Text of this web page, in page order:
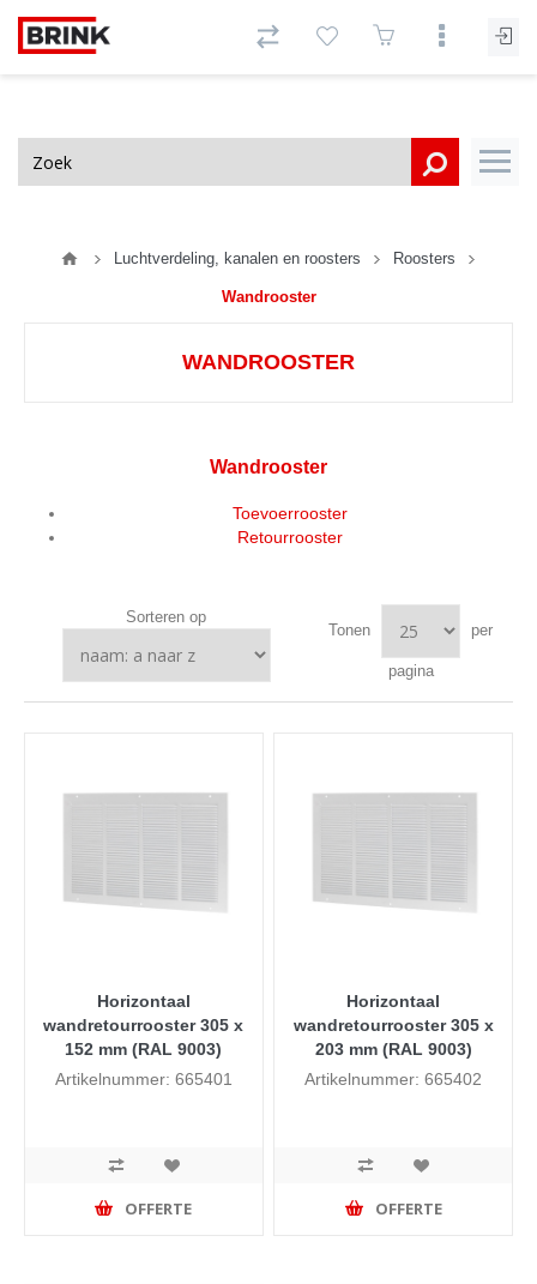
Luchtverdeling, kanalen en roosters Roosters
Wandrooster
WANDROOSTER
Wandrooster
Toevoerrooster
Retourrooster
Sorteren op
Tonen per
pagina
Horizontaal
wandretourrooster 305 x
152 mm (RAL 9003)
Artikelnummer: 665401
OFFERTE
Horizontaal
wandretourrooster 305 x
203 mm (RAL 9003)
Artikelnummer: 665402
OFFERTE